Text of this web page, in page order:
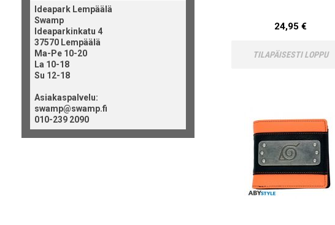
24,95 €
TILAPÄISESTI LOPPU
Ideapark Lempäälä
Swamp
Ideaparkinkatu 4
37570 Lempäälä
Ma-Pe 10-20
La 10-18
Su 12-18
Asiakaspalvelu:
swamp@swamp.fi
010-239 2090